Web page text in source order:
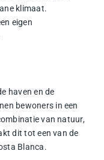
klimaat.
eigen
haven en de
bewoners in een
van natuur,
dit tot een van de
Blanca.